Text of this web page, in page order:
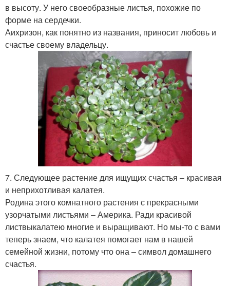
в высоту. У него своеобразные листья, похожие по
форме на сердечки.
Аихризон, как понятно из названия, приносит любовь и
счастье своему владельцу.
7. Следующее растение для ищущих счастья – красивая
и неприхотливая калатея.
Родина этого комнатного растения с прекрасными
узорчатыми листьями – Америка. Ради красивой
листвыкалатею многие и выращивают. Но мы-то с вами
теперь знаем, что калатея помогает нам в нашей
семейной жизни, потому что она – символ домашнего
счастья.